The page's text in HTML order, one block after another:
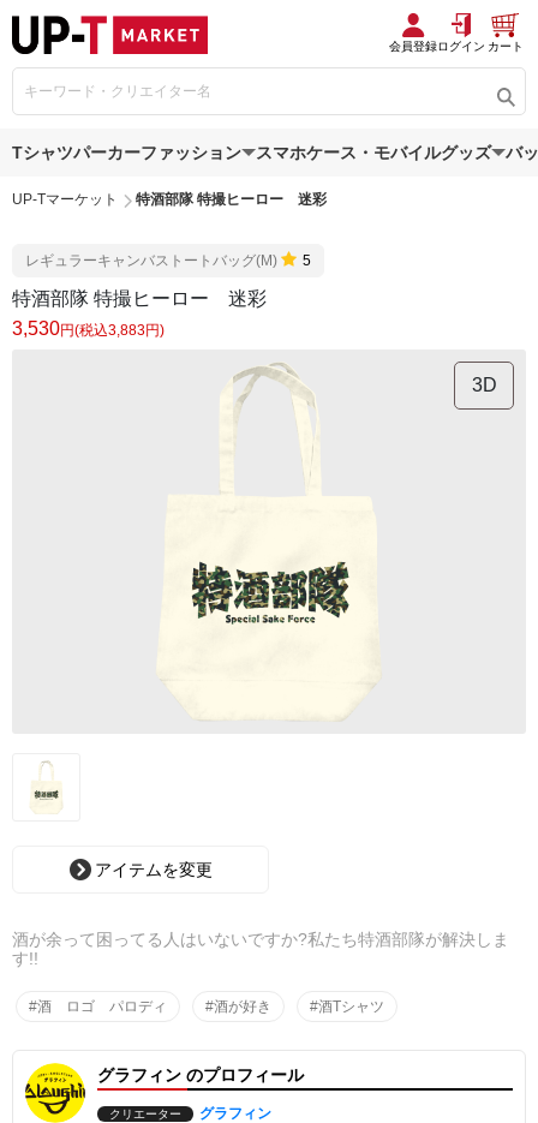
会員登録ログイン カート
Tシャツパーカーファッション スマホケース・モバイルグッズ バ
UP-Tマーケット 特酒部隊 特撮ヒーロー 迷彩
レギュラーキャンバストートバッグ(M) 5
特酒部隊 特撮ヒーロー 迷彩
3,530円(税込3,883円)
3D
アイテムを変更
酒が余って困ってる人はいないですか?私たち特酒部隊が解決しま
す!!
#酒 ロゴ パロディ #酒が好き #酒Tシャツ
グラフィン のプロフィール
クリエーター グラフィン